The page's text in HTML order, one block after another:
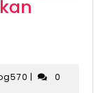
heavyfrog570
|
0